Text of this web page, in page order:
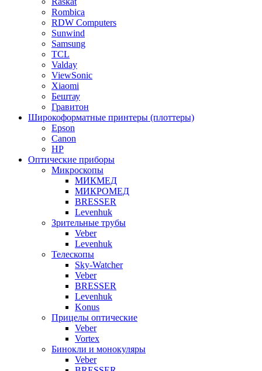
Rombica
RDW Computers
Sunwind
Samsung
TCL
Valday
ViewSonic
Xiaomi
Бештау
Гравитон
Широкоформатные принтеры (плоттеры)
Epson
Canon
HP
Оптические приборы
Микроскопы
МИКМЕД
МИКРОМЕД
BRESSER
Levenhuk
Зрительные трубы
Veber
Levenhuk
Телескопы
Sky-Watcher
Veber
BRESSER
Levenhuk
Konus
Прицелы оптические
Veber
Vortex
Бинокли и монокуляры
Veber